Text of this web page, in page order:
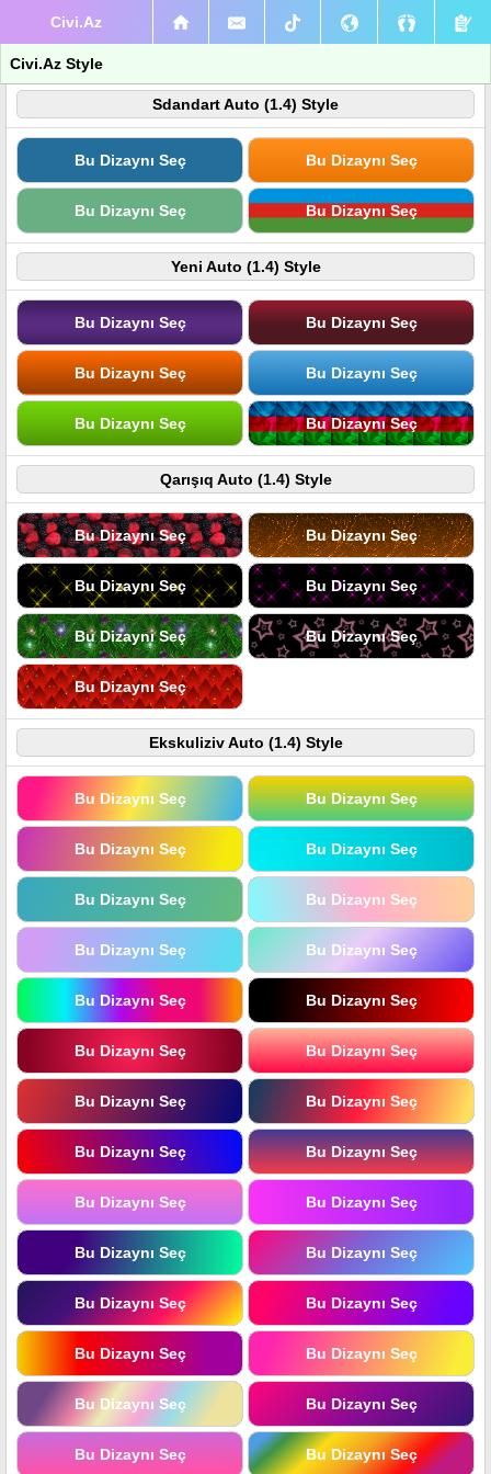
Civi.Az
Civi.Az Style
Sdandart Auto (1.4) Style
Bu Dizaynı Seç Bu Dizaynı Seç
Bu Dizaynı Seç Bu Dizaynı Seç
Yeni Auto (1.4) Style
Bu Dizaynı Seç Bu Dizaynı Seç
Bu Dizaynı Seç Bu Dizaynı Seç
Bu Dizaynı Seç Bu Dizaynı Seç
Qarışıq Auto (1.4) Style
Bu Dizaynı Seç Bu Dizaynı Seç
Bu Dizaynı Seç Bu Dizaynı Seç
Bu Dizaynı Seç Bu Dizaynı Seç
Bu Dizaynı Seç
Ekskuliziv Auto (1.4) Style
Bu Dizaynı Seç Bu Dizaynı Seç
Bu Dizaynı Seç Bu Dizaynı Seç
Bu Dizaynı Seç Bu Dizaynı Seç
Bu Dizaynı Seç Bu Dizaynı Seç
Bu Dizaynı Seç Bu Dizaynı Seç
Bu Dizaynı Seç Bu Dizaynı Seç
Bu Dizaynı Seç Bu Dizaynı Seç
Bu Dizaynı Seç Bu Dizaynı Seç
Bu Dizaynı Seç Bu Dizaynı Seç
Bu Dizaynı Seç Bu Dizaynı Seç
Bu Dizaynı Seç Bu Dizaynı Seç
Bu Dizaynı Seç Bu Dizaynı Seç
Bu Dizaynı Seç Bu Dizaynı Seç
Bu Dizaynı Seç Bu Dizaynı Seç